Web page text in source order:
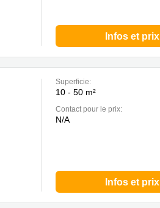
Infos et prix
Superficie:
10 - 50 m²
Contact pour le prix:
N/A
Infos et prix